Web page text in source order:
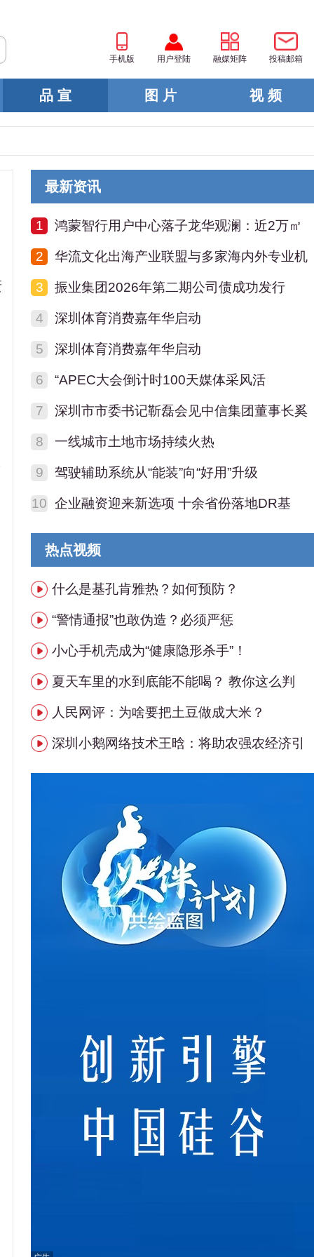
手机版 用户登陆 融媒矩阵 投稿邮箱
品 宣 图 片 视 频
最新资讯
1 鸿蒙智行用户中心落子龙华观澜：近2万㎡
2 华流文化出海产业联盟与多家海内外专业机
3 振业集团2026年第二期公司债成功发行
4 深圳体育消费嘉年华启动
5 深圳体育消费嘉年华启动
6 “APEC大会倒计时100天媒体采风活
7 深圳市市委书记靳磊会见中信集团董事长奚
8 一线城市土地市场持续火热
9 驾驶辅助系统从“能装”向“好用”升级
10 企业融资迎来新选项 十余省份落地DR基
热点视频
什么是基孔肯雅热？如何预防？
“警情通报”也敢伪造？必须严惩
小心手机壳成为“健康隐形杀手”！
夏天车里的水到底能不能喝？ 教你这么判
人民网评：为啥要把土豆做成大米？
深圳小鹅网络技术王晗：将助农强农经济引